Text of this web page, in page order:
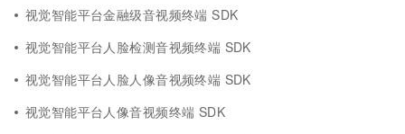
视觉智能平台金融级音视频终端 SDK
视觉智能平台人脸检测音视频终端 SDK
视觉智能平台人脸人像音视频终端 SDK
视觉智能平台人像音视频终端 SDK